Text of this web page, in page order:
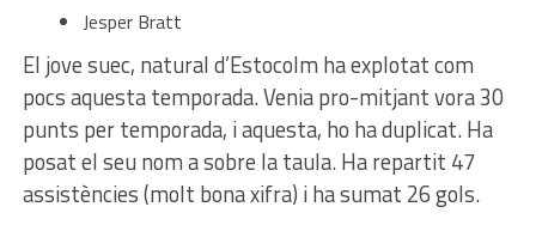
Jesper Bratt
El jove suec, natural d’Estocolm ha explotat com
pocs aquesta temporada. Venia pro-mitjant vora 30
punts per temporada, i aquesta, ho ha duplicat. Ha
posat el seu nom a sobre la taula. Ha repartit 47
assistències (molt bona xifra) i ha sumat 26 gols.